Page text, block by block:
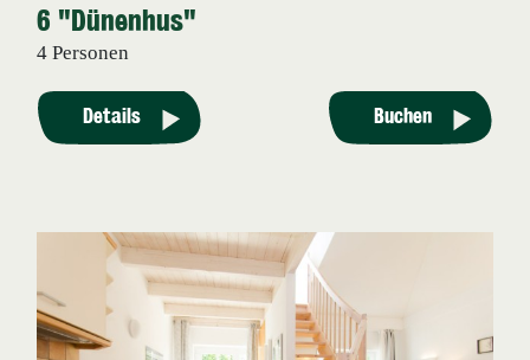
6 "Dünenhus"
4 Personen
Details Buchen